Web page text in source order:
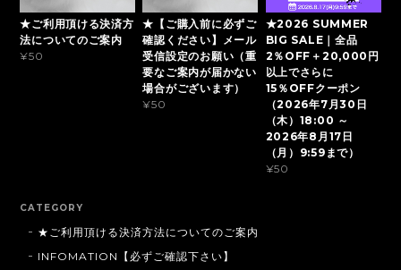
★ご利用頂ける決済方
法についてのご案内
¥50
★【ご購入前に必ずご
確認ください】メール
受信設定のお願い（重
要なご案内が届かない
場合がございます）
¥50
★2026 SUMMER
BIG SALE｜全品
2％OFF＋20,000円
以上でさらに
15％OFFクーポン
（2026年7月30日
（木）18:00 ～
2026年8月17日
（月）9:59まで）
¥50
CATEGORY
★ご利用頂ける決済方法についてのご案内
INFOMATION【必ずご確認下さい】